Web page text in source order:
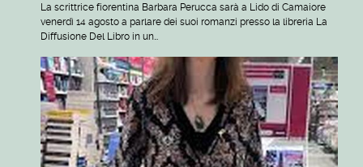
La scrittrice fiorentina Barbara Perucca sarà a Lido di Camaiore
venerdì 14 agosto a parlare dei suoi romanzi presso la libreria La
Diffusione Del Libro in un…